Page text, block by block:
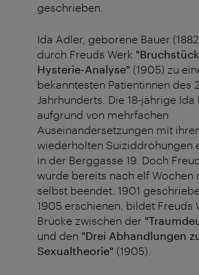
geschrieben.
Ida Adler, geborene Bauer
durch Freuds Werk
Hysterie-Analyse" (1905) zu
bekanntesten Patientinnen des
Jahrhunderts. Die 18-jährige Ida
aufgrund von mehrfachen
Auseinandersetzungen mit
wiederholten Suiziddrohungen
in der Berggasse 19. Doch
wurde bereits nach elf Wochen
selbst beendet. 1901
1905 erschienen, bildet Freuds
Brücke zwischen der
und den "Drei Abhandlungen
Sexualtheorie" (1905).